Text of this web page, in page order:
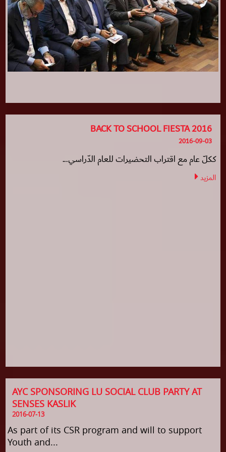
BACK TO SCHOOL FIESTA 2016
2016-09-03
ككلّ عام مع اقتراب التحضيرات للعام الدّراسي...
المزيد
AYC SPONSORING LU SOCIAL CLUB PARTY AT
SENSES KASLIK
2016-07-13
As part of its CSR program and will to support
Youth and...